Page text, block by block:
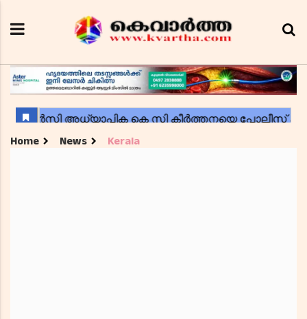
Home News Kerala